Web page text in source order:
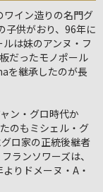
イン造りの名門グ
子供がおり、96年に
は妹のアンヌ・フ
だったモノポール
を継承したのが長
ン・グロ時代か
のもミシェル・グ
ロ家の正統後継者
ランソワーズは、
りドメーヌ・A・